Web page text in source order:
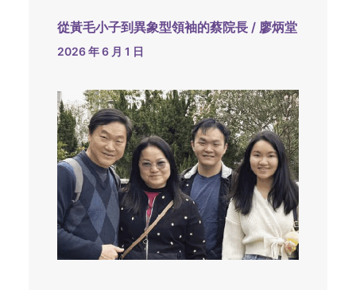
從黃毛小子到異象型領袖的蔡院長 / 廖炳堂
2026 年 6 月 1 日